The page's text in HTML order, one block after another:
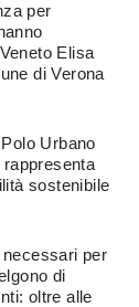
per
Elisa
di Verona
Urbano
sostenibile
per
di
oltre alle